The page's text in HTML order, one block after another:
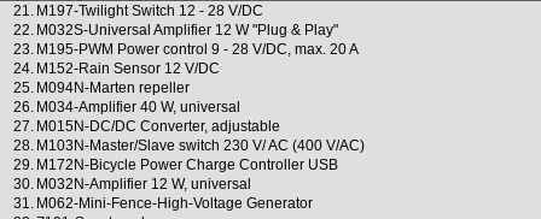
21. M197-Twilight Switch 12 - 28 V/DC
22. M032S-Universal Amplifier 12 W "Plug & Play"
23. M195-PWM Power control 9 - 28 V/DC, max. 20 A
24. M152-Rain Sensor 12 V/DC
25. M094N-Marten repeller
26. M034-Amplifier 40 W, universal
27. M015N-DC/DC Converter, adjustable
28. M103N-Master/Slave switch 230 V/ AC (400 V/AC)
29. M172N-Bicycle Power Charge Controller USB
30. M032N-Amplifier 12 W, universal
31. M062-Mini-Fence-High-Voltage Generator